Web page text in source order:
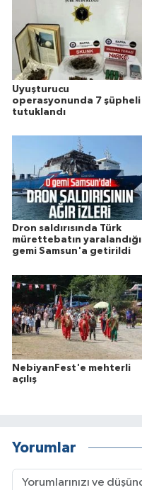
Uyuşturucu
operasyonunda 7 şüpheli
tutuklandı
Dron saldırısında Türk
mürettebatın yaralandığı
gemi Samsun'a getirildi
NebiyanFest'e mehterli
açılış
Yorumlar